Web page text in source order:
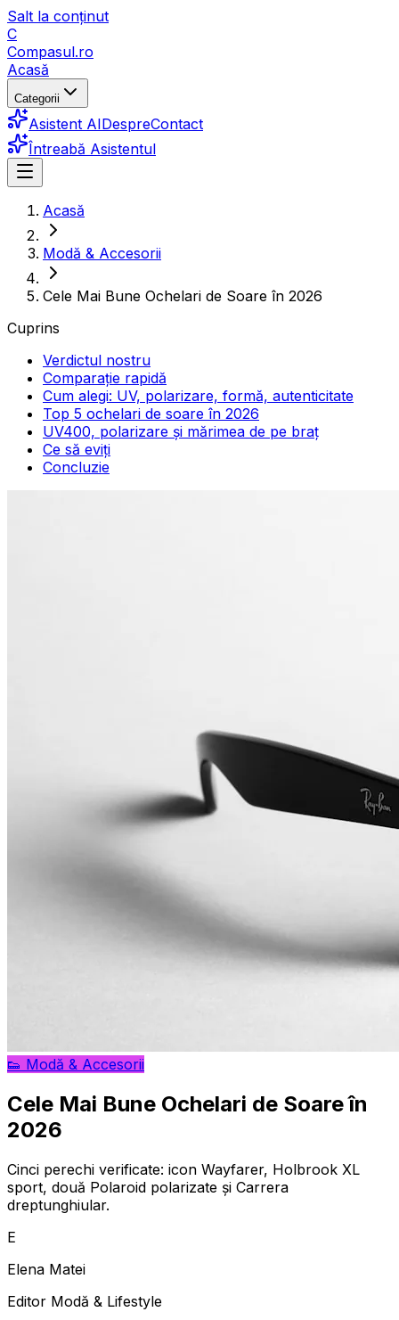
Salt la conținut
C
Compasul.ro
Acasă
Categorii
Asistent AIDespreContact
Întreabă Asistentul
Acasă
Modă & Accesorii
Cele Mai Bune Ochelari de Soare în 2026
Cuprins
Verdictul nostru
Comparație rapidă
Cum alegi: UV, polarizare, formă, autenticitate
Top 5 ochelari de soare în 2026
UV400, polarizare și mărimea de pe braț
Ce să eviți
Concluzie
👟 Modă & Accesorii
Cele Mai Bune Ochelari de Soare în
2026
Cinci perechi verificate: icon Wayfarer, Holbrook XL
sport, două Polaroid polarizate și Carrera
dreptunghiular.
E
Elena Matei
Editor Modă & Lifestyle